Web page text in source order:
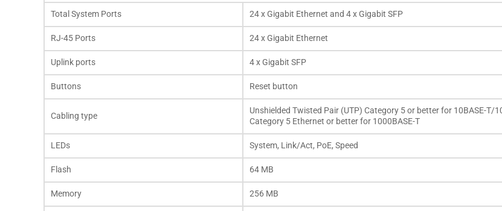
Total System Ports 24 x Gigabit Ethernet and 4 x Gigabit SFP
RJ-45 Ports 24 x Gigabit Ethernet
Uplink ports 4 x Gigabit SFP
Buttons Reset button
Cabling type
Unshielded Twisted Pair (UTP) Category 5 or better for 10BASE-T/
Category 5 Ethernet or better for 1000BASE-T
LEDs System, Link/Act, PoE, Speed
Flash 64 MB
Memory 256 MB